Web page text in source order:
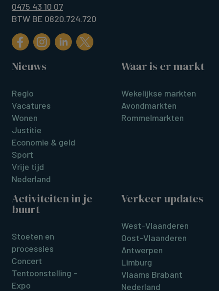
0475 43 10 07
BTW BE 0820.724.720
Nieuws
Regio
Vacatures
Wonen
Justitie
Economie & geld
Sport
Vrije tijd
Nederland
Waar is er markt
Wekelijkse markten
Avondmarkten
Rommelmarkten
Activiteiten in je
buurt
Stoeten en
processies
Concert
Tentoonstelling -
Expo
Verkeer updates
West-Vlaanderen
Oost-Vlaanderen
Antwerpen
Limburg
Vlaams Brabant
Nederland